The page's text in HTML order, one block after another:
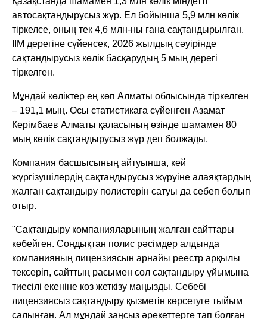
автосақтандырусыз жүр. Ел бойынша 5,9 млн көлік
тіркелсе, оның тек 4,6 млн-ны ғана сақтандырылған.
ІІМ дерегіне сүйенсек, 2026 жылдың сәуірінде
сақтандырусыз көлік басқарудың 5 мың дерегі
тіркелген.
Мұндай көліктер ең көп Алматы облысында тіркелген
– 191,1 мың. Осы статистикаға сүйенген Азамат
Керімбаев Алматы қаласының өзінде шамамен 80
мың көлік сақтандырусыз жүр деп болжады.
Компания басшысының айтуынша, кей
жүргізушілердің сақтандырусыз жүруіне алаяқтардың
жалған сақтандыру полистерін сатуы да себеп болып
отыр.
"Сақтандыру компанияларының жалған сайттары
көбейген. Сондықтан полис рәсімдер алдында
компанияның лицензиясын арнайы реестр арқылы
тексеріп, сайттың расымен сол сақтандыру ұйымына
тиесілі екеніне көз жеткізу маңызды. Себебі
лицензиясыз сақтандыру қызметін көрсетуге тыйым
салынған. Ал мұндай заңсыз әрекеттерге тап болған